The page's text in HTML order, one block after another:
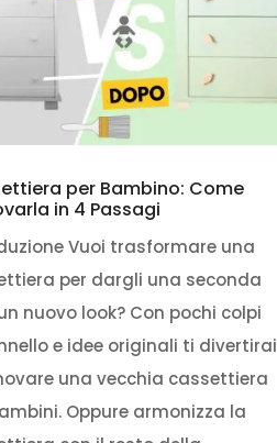
per Bambino: Come
in 4 Passagi
Vuoi trasformare una
per dargli una seconda
nuovo look? Con pochi colpi
e idee originali ti divertirai
una vecchia cassettiera
Oppure armonizza la